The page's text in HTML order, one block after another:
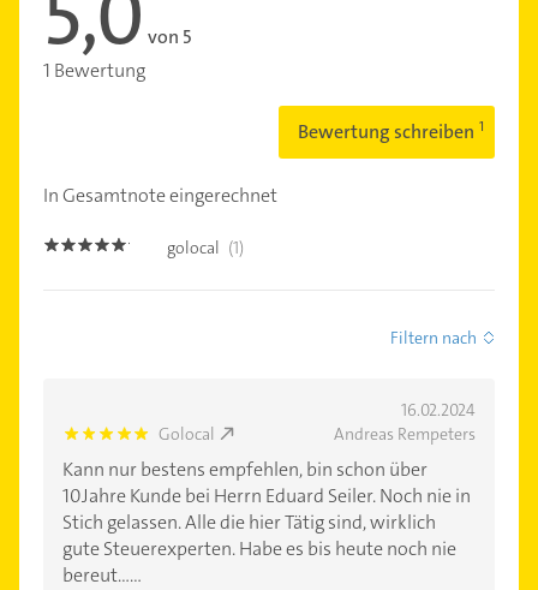
von 5
1 Bewertung
Bewertung schreiben
In Gesamtnote eingerechnet
5.0 golocal (1)
Filtern nach
16.02.2024
5.0 Golocal Andreas Rempeters
Kann nur bestens empfehlen, bin schon über
10Jahre Kunde bei Herrn Eduard Seiler. Noch nie in
Stich gelassen. Alle die hier Tätig sind, wirklich
gute Steuerexperten. Habe es bis heute noch nie
bereut......